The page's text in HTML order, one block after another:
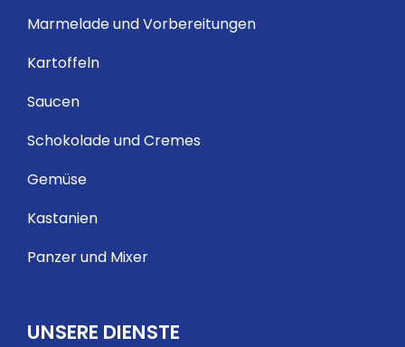
Marmelade und Vorbereitungen
Kartoffeln
Saucen
Schokolade und Cremes
Gemüse
Kastanien
Panzer und Mixer
UNSERE DIENSTE